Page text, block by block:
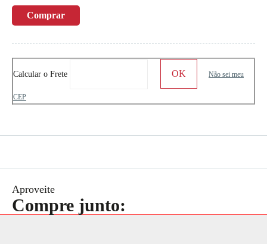
Comprar
Calcular o Frete Não sei meu
CEP
Aproveite
Compre junto: